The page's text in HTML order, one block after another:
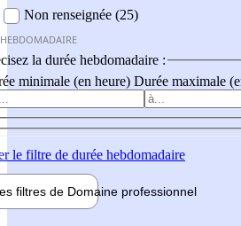
Non renseignée (25)
la durée hebdomadaire :
minimale (en heure) Durée maximale
le filtre de durée hebdomadaire
filtres de Domaine professionnel